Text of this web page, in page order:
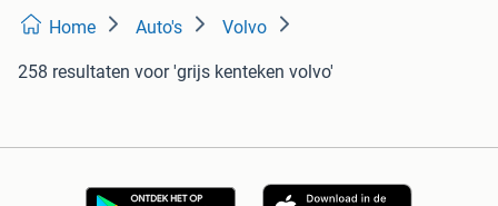
Home Auto's Volvo
258 resultaten voor 'grijs kenteken volvo'